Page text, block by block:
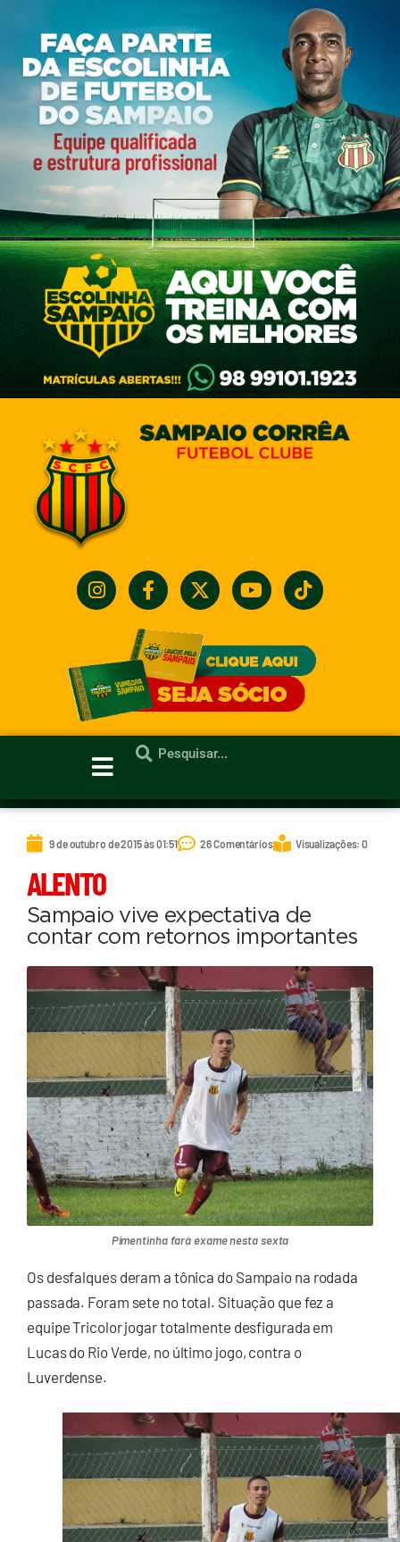
9 de outubro de 2015 às 01:51 26 Comentários Visualizações: 0
ALENTO
Sampaio vive expectativa de
contar com retornos importantes
Pimentinha fará exame nesta sexta
Os desfalques deram a tônica do Sampaio na rodada
passada. Foram sete no total. Situação que fez a
equipe Tricolor jogar totalmente desfigurada em
Lucas do Rio Verde, no último jogo, contra o
Luverdense.